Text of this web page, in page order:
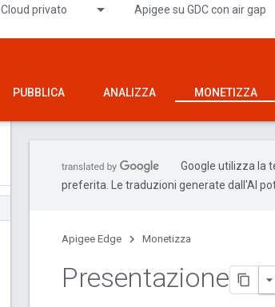
Cloud privato Apigee su GDC con air gap
PUBBLICA ANALIZZA MONETIZZA
Google utilizza la
preferita. Le traduzioni generate dall'AI
Apigee Edge Monetizza
Presentazione